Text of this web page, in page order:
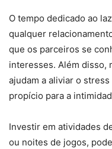
O tempo dedicado ao
qualquer
que os parceiros se
interesses. Além disso,
ajudam a aliviar o
propício para a
Investir em atividades
ou noites de jogos,